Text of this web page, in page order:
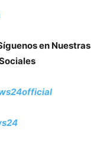
en Nuestras